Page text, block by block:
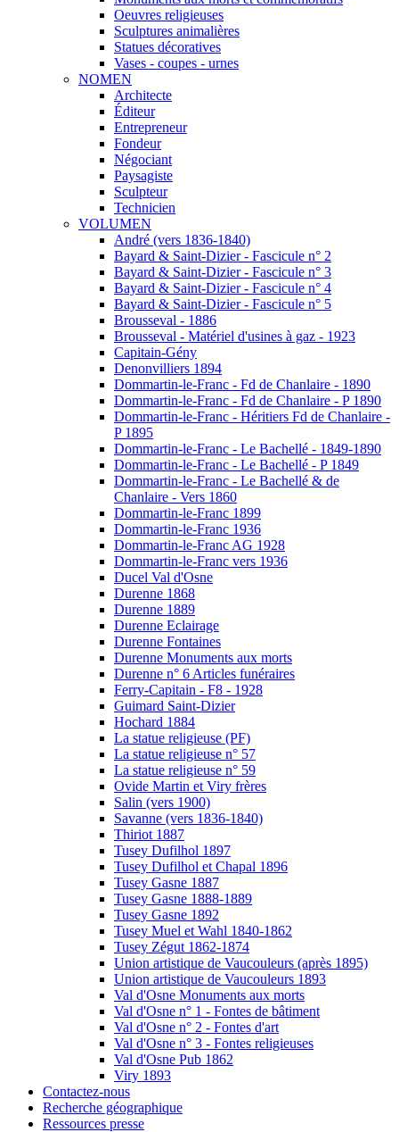
Oeuvres religieuses
Sculptures animalières
Statues décoratives
Vases - coupes - urnes
NOMEN
Architecte
Éditeur
Entrepreneur
Fondeur
Négociant
Paysagiste
Sculpteur
Technicien
VOLUMEN
André (vers 1836-1840)
Bayard & Saint-Dizier - Fascicule n° 2
Bayard & Saint-Dizier - Fascicule n° 3
Bayard & Saint-Dizier - Fascicule n° 4
Bayard & Saint-Dizier - Fascicule n° 5
Brousseval - 1886
Brousseval - Matériel d'usines à gaz - 1923
Capitain-Gény
Denonvilliers 1894
Dommartin-le-Franc - Fd de Chanlaire - 1890
Dommartin-le-Franc - Fd de Chanlaire - P 1890
Dommartin-le-Franc - Héritiers Fd de Chanlaire -
P 1895
Dommartin-le-Franc - Le Bachellé - 1849-1890
Dommartin-le-Franc - Le Bachellé - P 1849
Dommartin-le-Franc - Le Bachellé & de
Chanlaire - Vers 1860
Dommartin-le-Franc 1899
Dommartin-le-Franc 1936
Dommartin-le-Franc AG 1928
Dommartin-le-Franc vers 1936
Ducel Val d'Osne
Durenne 1868
Durenne 1889
Durenne Eclairage
Durenne Fontaines
Durenne Monuments aux morts
Durenne n° 6 Articles funéraires
Ferry-Capitain - F8 - 1928
Guimard Saint-Dizier
Hochard 1884
La statue religieuse (PF)
La statue religieuse n° 57
La statue religieuse n° 59
Ovide Martin et Viry frères
Salin (vers 1900)
Savanne (vers 1836-1840)
Thiriot 1887
Tusey Dufilhol 1897
Tusey Dufilhol et Chapal 1896
Tusey Gasne 1887
Tusey Gasne 1888-1889
Tusey Gasne 1892
Tusey Muel et Wahl 1840-1862
Tusey Zégut 1862-1874
Union artistique de Vaucouleurs (après 1895)
Union artistique de Vaucouleurs 1893
Val d'Osne Monuments aux morts
Val d'Osne n° 1 - Fontes de bâtiment
Val d'Osne n° 2 - Fontes d'art
Val d'Osne n° 3 - Fontes religieuses
Val d'Osne Pub 1862
Viry 1893
Contactez-nous
Recherche géographique
Ressources presse